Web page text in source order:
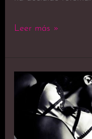
Leer más »
Una